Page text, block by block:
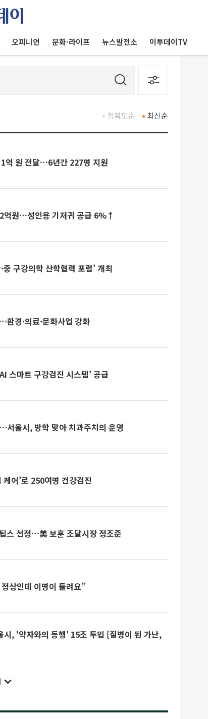
오피니언 문화·라이프 뉴스발전소 이투데이TV
최신순
정확도순
억 원 전달…6년간 227명 지원
억원…성인용 기저귀 공급 6%↑
구강의학 산학협력 포럼’ 개최
경·의료·문화사업 강화
스마트 구강검진 시스템’ 공급
울시, 방학 맞아 치과주치의 운영
어’로 250여명 건강검진
스 선정…美 보훈 조달시장 정조준
상인데 이명이 들려요”
, '약자와의 동행' 15조 투입 [질병이 된 가난,